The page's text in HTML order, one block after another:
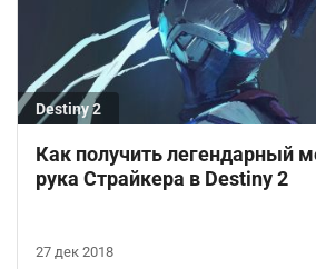
Destiny 2
Как получить легендарный
рука Страйкера в Destiny 2
27 дек 2018